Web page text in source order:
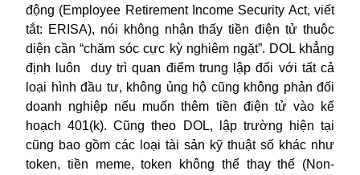
động (Employee Retirement Income Security Act, viết
tắt: ERISA), nói không nhận thấy tiền điện tử thuộc
diện cần “chăm sóc cực kỳ nghiêm ngặt”. DOL khẳng
định luôn duy trì quan điểm trung lập đối với tất cả
loại hình đầu tư, không ủng hộ cũng không phản đối
doanh nghiệp nếu muốn thêm tiền điện tử vào kế
hoạch 401(k). Cũng theo DOL, lập trường hiện tại
cũng bao gồm các loại tài sản kỹ thuật số khác như
token, tiền meme, token không thể thay thế (Non-